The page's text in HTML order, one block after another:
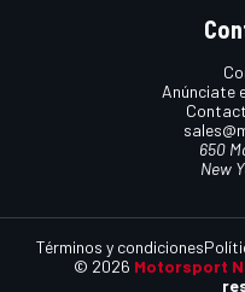
Anúnciate
650
New
© 2026 Motorsport
Términos y condiciones